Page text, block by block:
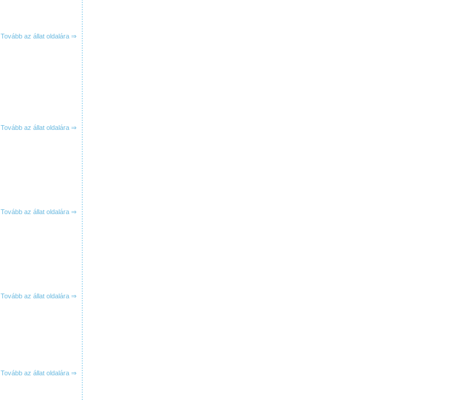
Tovább az állat oldalára ⇒
Tovább az állat oldalára ⇒
Tovább az állat oldalára ⇒
Tovább az állat oldalára ⇒
Tovább az állat oldalára ⇒